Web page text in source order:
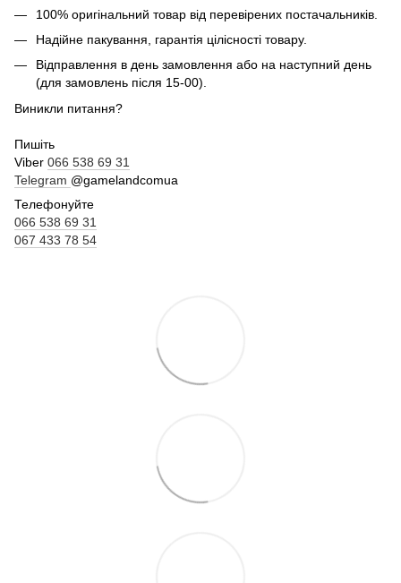
100% оригінальний товар від перевірених постачальників.
Надійне пакування, гарантія цілісності товару.
Відправлення в день замовлення або на наступний день
(для замовлень після 15-00).
Виникли питання?
Пишіть
Viber 066 538 69 31
Telegram @gamelandcomua
Телефонуйте
066 538 69 31
067 433 78 54